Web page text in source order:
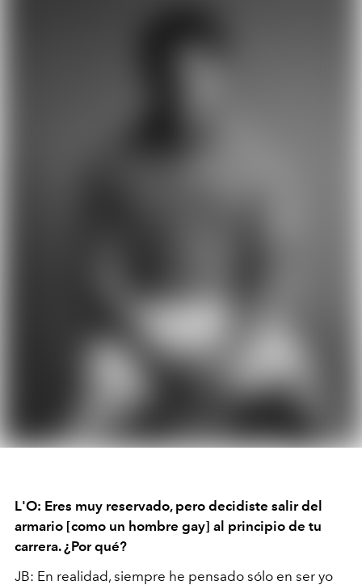
L'O: Eres muy reservado, pero decidiste salir del
armario [como un hombre gay] al principio de tu
carrera. ¿Por qué?
JB: En realidad, siempre he pensado sólo en ser yo